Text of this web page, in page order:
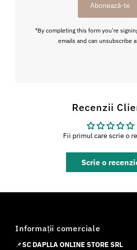
Abonează-te
*By completing this form you're
emails and can unsubscribe
Recenzii
Fii primul care scrie o
Scrie o
Informații comerciale
📌SC DAPLLA ONLINE STORE SRL